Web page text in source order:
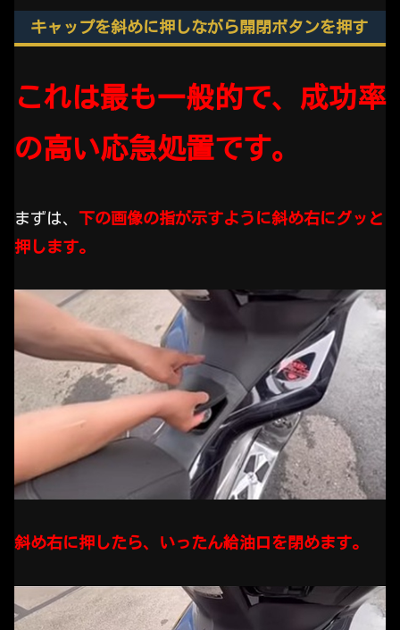
キャップを斜めに押しながら開閉ボタンを押す
これは最も一般的で、成功率
の高い応急処置です。
まずは、 下の画像の指が示すように斜め右にグッと
押します。
斜め右に押したら、いったん給油口を閉めます。